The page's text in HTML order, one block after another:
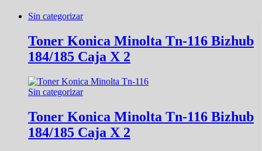
Sin categorizar
Toner Konica Minolta Tn-116 Bizhub
184/185 Caja X 2
Sin categorizar
Toner Konica Minolta Tn-116 Bizhub
184/185 Caja X 2